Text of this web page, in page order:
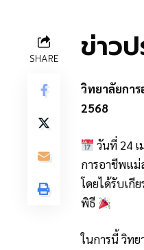
SHARE ข่าว
วิทยาลัยกา
2568
วันที่ 24
การอาชีพแม่
โดยได้รับเกี
พิธี
ในการนี้ วิท